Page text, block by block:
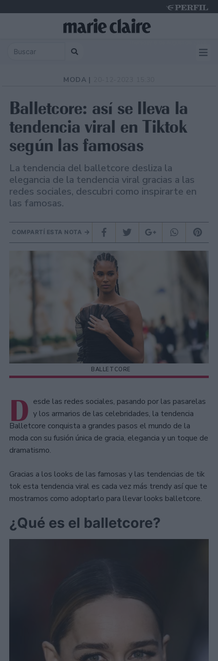
MODA |
Balletcore: así se lleva la
tendencia viral en Tiktok
según las famosas
La tendencia del balletcore desliza la
elegancia de la tendencia viral gracias a las
redes sociales, descubri como inspirarte en
las famosas.
COMPARTÍ ESTA NOTA
BALLETCORE
D esde las redes sociales, pasando por las pasarelas
y los armarios de las celebridades, la tendencia
Balletcore conquista a grandes pasos el mundo de la
moda con su fusión única de gracia, elegancia y un toque de
dramatismo.
Gracias a los looks de las famosas y las tendencias de tik
tok esta tendencia viral es cada vez más trendy así que te
mostramos como adoptarlo para llevar looks balletcore.
¿Qué es el balletcore?